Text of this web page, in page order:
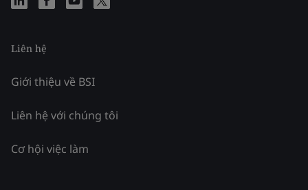
Liên hệ
Giới thiệu về BSI
Liên hệ với chúng tôi
Cơ hội việc làm